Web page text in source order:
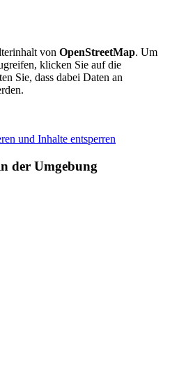
von OpenStreetMap. Um
klicken Sie auf die
Sie, dass dabei Daten an
und Inhalte entsperren
der Umgebung